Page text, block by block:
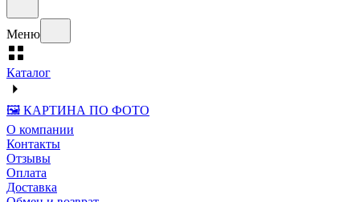
Меню
Каталог
🖼️ КАРТИНА ПО ФОТО
О компании
Контакты
Отзывы
Оплата
Доставка